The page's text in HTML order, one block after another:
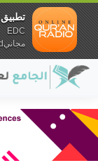
تطبيق
EDC
مجانيundefined